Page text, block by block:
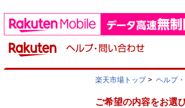
楽天市場トップ> ヘルプ
ご希望の内容をお選